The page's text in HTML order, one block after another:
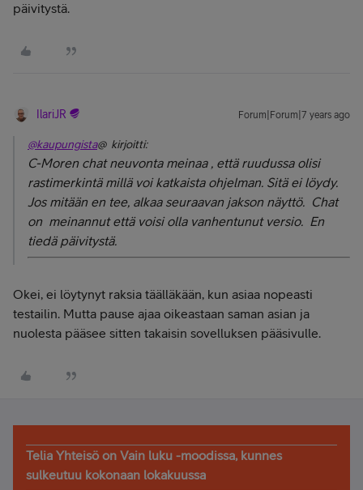
päivitystä.
IlariJR Forum|Forum|7 years ago
@kaupungista@ kirjoitti:
C-Moren chat neuvonta meinaa , että ruudussa olisi
rastimerkintä millä voi katkaista ohjelman. Sitä ei löydy.
Jos mitään en tee, alkaa seuraavan jakson näyttö. Chat
on meinannut että voisi olla vanhentunut versio. En
tiedä päivitystä.
Okei, ei löytynyt raksia täälläkään, kun asiaa nopeasti
testailin. Mutta pause ajaa oikeastaan saman asian ja
nuolesta pääsee sitten takaisin sovelluksen pääsivulle.
Telia Yhteisö on Vain luku -moodissa, kunnes
sulkeutuu kokonaan lokakuussa